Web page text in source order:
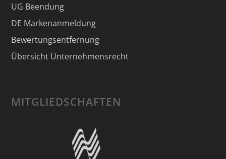
UG Beendung
DE Markenanmeldung
Bewertungsentfernung
Übersicht Unternehmensrecht
MITGLIEDSCHAFTEN